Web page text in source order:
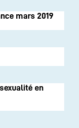
mars 2019
en